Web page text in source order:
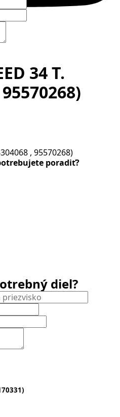
34 T.
, 95570268)
poradiť?
diel?